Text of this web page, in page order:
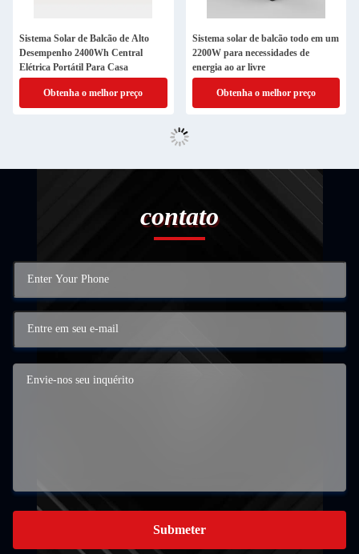
Sistema Solar de Balcão de Alto
Desempenho 2400Wh Central
Elétrica Portátil Para Casa
Obtenha o melhor preço
Sistema solar de balcão todo em um
2200W para necessidades de
energia ao ar livre
Obtenha o melhor preço
contato
Submeter